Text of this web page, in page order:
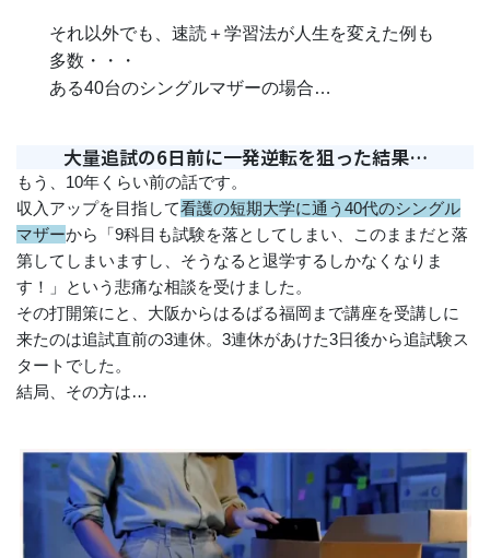
それ以外でも、速読＋学習法が人生を変えた例も
多数・・・
ある40台のシングルマザーの場合…
大量追試の6日前に一発逆転を狙った結果…
もう、10年くらい前の話です。
収入アップを目指して看護の短期大学に通う40代のシングル
マザーから「9科目も試験を落としてしまい、このままだと落
第してしまいますし、そうなると退学するしかなくなりま
す！」という悲痛な相談を受けました。
その打開策にと、大阪からはるばる福岡まで講座を受講しに
来たのは追試直前の3連休。3連休があけた3日後から追試験ス
タートでした。
結局、その方は…